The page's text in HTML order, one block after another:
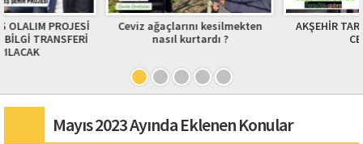
Ceviz ağaçlarını kesilmekten
nasıl kurtardı ?
AKŞEHİR TARIM FUARI ATİLLA
Mayıs 2023 Ayında Eklenen Konular